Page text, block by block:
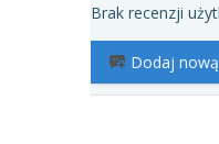
Brak recenzji
Dodaj